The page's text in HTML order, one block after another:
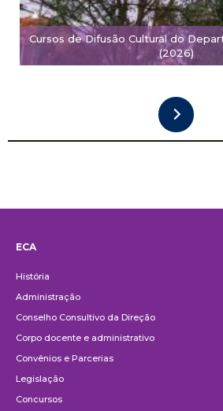
Cursos de Difusão Cultural do
(2026)
ECA
História
Administração
Conselho Consultivo da Direção
Corpo docente e administrativo
Convênios e Parcerias
Legislação
Concursos